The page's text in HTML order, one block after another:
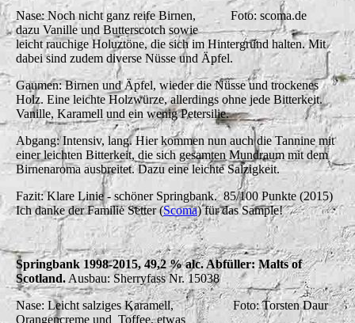
Foto: scoma.de
Nase: Noch nicht ganz reife Birnen,
dazu Vanille und Butterscotch sowie
leicht rauchige Holuztöne, die sich im Hintergrund halten. Mit
dabei sind zudem diverse Nüsse und Äpfel.
Gaumen: Birnen und Äpfel, wieder die Nüsse und trockenes
Holz. Eine leichte Holzwürze, allerdings ohne jede Bitterkeit.
Vanille, Karamell und ein wenig Petersilie.
Abgang: Intensiv, lang. Hier kommen nun auch die Tannine mit
einer leichten Bitterkeit, die sich gesamten Mundraum mit dem
Birnenaroma ausbreitet. Dazu eine leichte Salzigkeit.
Fazit: Klare Linie - schöner Springbank. 85/100 Punkte (2015)
Ich danke der Familie Setter (Scoma) für das Sample!
Springbank 1998-2015, 49,2 % alc. Abfüller: Malts of
Scotland. Ausbau: Sherryfass Nr. 15038
Foto: Torsten Daur
Nase: Leicht salziges Karamell,
Orangencreme und Toffee, etwas